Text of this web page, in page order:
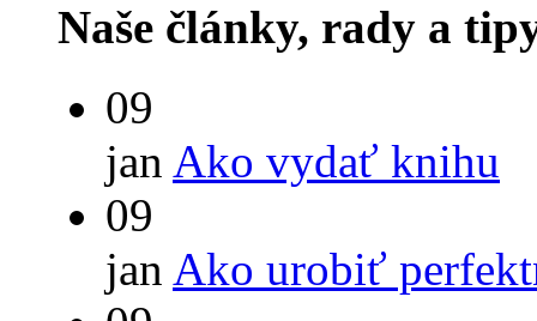
Naše články, rady a
09
jan Ako vydať knihu
09
jan Ako urobiť